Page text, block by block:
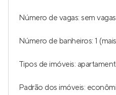
Número de vagas: sem
Número de banheiros: 1
Tipos de imóveis:
Padrão dos imóveis: